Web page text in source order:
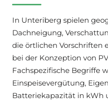
In Unteriberg spielen
Dachneigung,
die örtlichen Vorschriften
bei der Konzeption von
Fachspezifische Begriffe
Einspeisevergütung,
Batteriekapazität in kWh